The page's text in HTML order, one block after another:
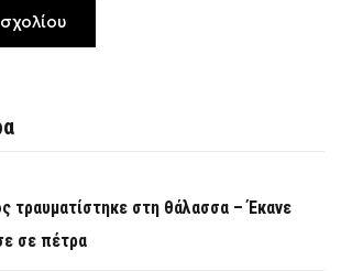
τραυματίστηκε στη θάλασσα – Έκανε
σε πέτρα